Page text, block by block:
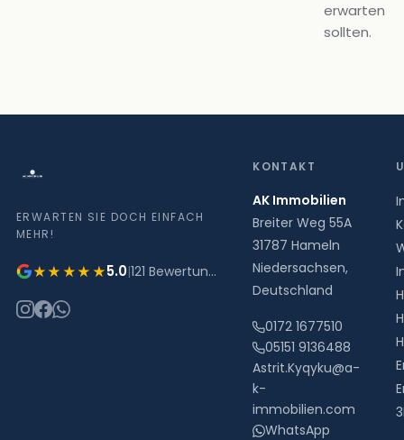
erwarten
sollten.
ERWARTEN SIE DOCH EINFACH
MEHR!
★★★★★5.0| 121 Bewertungen
KONTAKT
AK Immobilien
Breiter Weg 55A
31787 Hameln
Niedersachsen,
Deutschland
0172 1677510
05151 9136488
Astrit.Kyqyku@a-
k-
immobilien.com
WhatsApp